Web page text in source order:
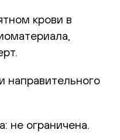
крови в
направительного
не ограничена.